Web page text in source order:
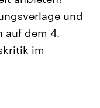
Beiträge,
und
die Vereinigten
und
auf dem 4.
im